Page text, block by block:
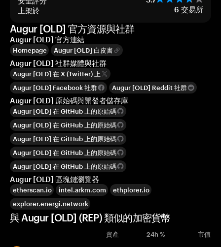
上架於 6 交易所
Augur [OLD] 官方資源與社群
Augur [OLD] 官方連結
Homepage Augur [OLD] 白皮書
Augur [OLD] 社群媒體與社群
Augur [OLD] 在 X (Twitter) 上
Augur [OLD] Facebook 社群
Augur [OLD] Reddit 社群
Augur [OLD] 原始碼與開發者儲存庫
Augur [OLD] 在 GitHub 上的原始碼
Augur [OLD] 在 GitHub 上的原始碼
Augur [OLD] 在 GitHub 上的原始碼
Augur [OLD] 在 GitHub 上的原始碼
Augur [OLD] 在 GitHub 上的原始碼
Augur [OLD] 區塊鏈瀏覽器
etherscan.io intel.arkm.com
ethplorer.io
explorer.energi.network
與 Augur [OLD] (REP) 類似的加密貨幣
資產 24h % 市值